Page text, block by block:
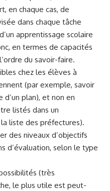
en chaque cas, de
dans chaque tâche
apprentissage scolaire
en termes de capacités
du savoir-faire.
chez les élèves à
(par exemple, savoir
d’un plan), et non en
listés dans un
liste des préfectures).
des niveaux d’objectifs
d’évaluation, selon le type
(très
le plus utile est peut-